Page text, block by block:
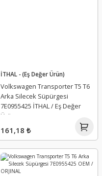
İTHAL - (Eş Değer Ürün)
Volkswagen Transporter T5 T6
Arka Silecek Süpürgesi
7E0955425 İTHAL / Eş Değer
Ürün
161,18 ₺